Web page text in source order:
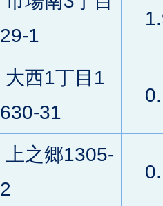
29-1
大西1丁目1
630-31
上之郷1305-
2